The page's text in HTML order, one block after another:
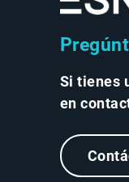
Si tienes
en